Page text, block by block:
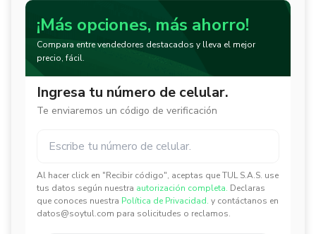
¡Más opciones, más ahorro!
Compara entre vendedores destacados y lleva el mejor
precio, fácil.
Ingresa tu número de celular.
Te enviaremos un código de verificación
Al hacer click en "Recibir código", aceptas que TUL S.A.S. use
tus datos según nuestra autorización completa. Declaras
que conoces nuestra Política de Privacidad. y contáctanos en
datos@soytul.com para solicitudes o reclamos.
✕
✕